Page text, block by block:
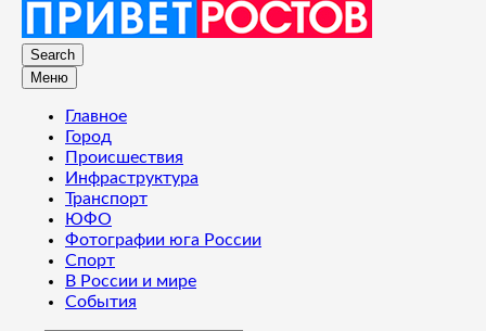
Search
Меню
Главное
Город
Происшествия
Инфраструктура
Транспорт
ЮФО
Фотографии юга России
Спорт
В России и мире
События